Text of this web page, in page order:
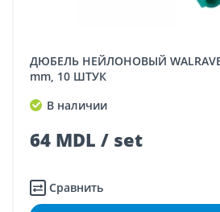
ДЮБЕЛЬ НЕЙЛОНОВЫЙ WALRAVEN WEP-C, D 10x50
mm, 10 ШТУК
В наличии
64 MDL / set
Сравнить